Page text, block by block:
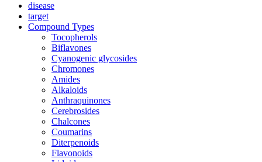
disease
target
Compound Types
Tocopherols
Biflavones
Cyanogenic glycosides
Chromones
Amides
Alkaloids
Anthraquinones
Cerebrosides
Chalcones
Coumarins
Diterpenoids
Flavonoids